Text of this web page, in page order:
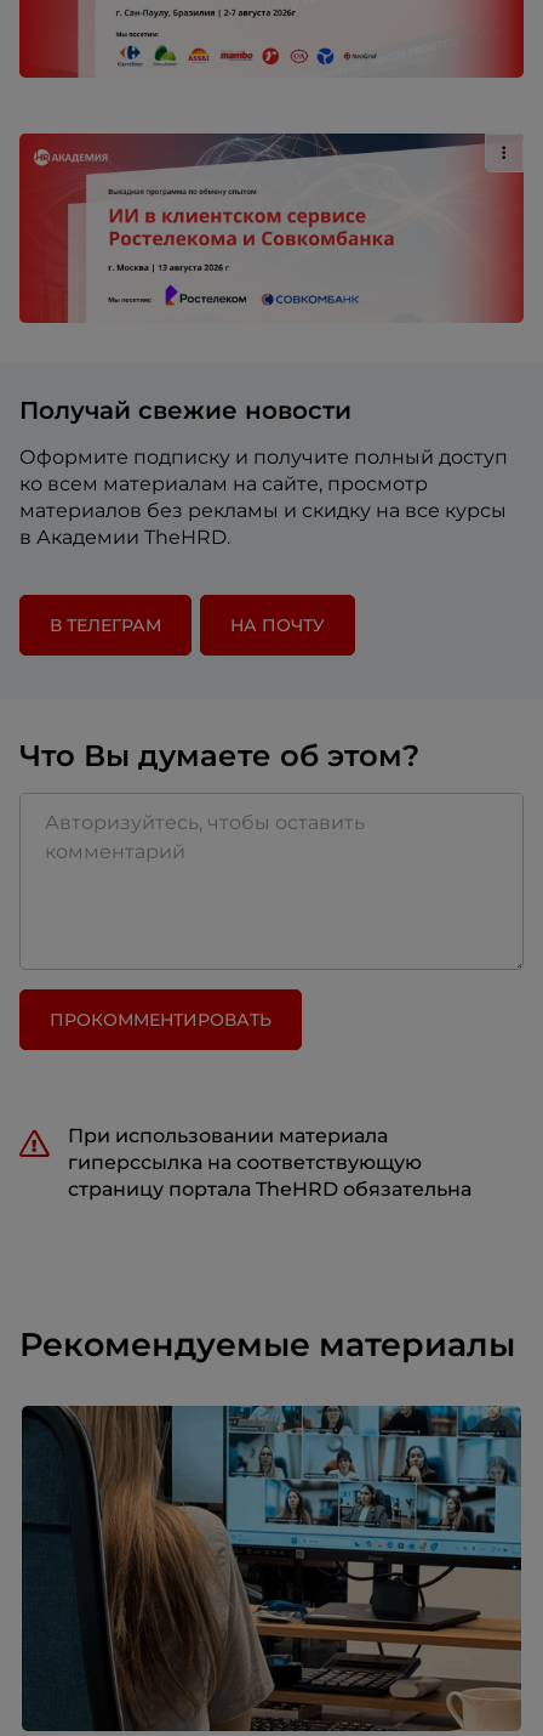
Получай свежие новости
Оформите подписку и получите полный доступ
ко всем материалам на сайте, просмотр
материалов без рекламы и скидку на все курсы
в Академии TheHRD.
В ТЕЛЕГРАМ НА ПОЧТУ
Что Вы думаете об этом?
ПРОКОММЕНТИРОВАТЬ
При использовании материала
гиперссылка на соответствующую
страницу портала TheHRD обязательна
Рекомендуемые материалы